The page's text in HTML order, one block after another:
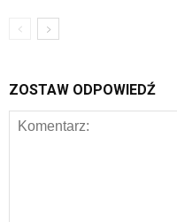
ZOSTAW ODPOWIEDŹ